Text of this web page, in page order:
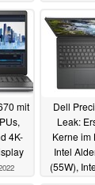
mit
4K-
Dell
Leak:
Kerne im
Intel
(55W),